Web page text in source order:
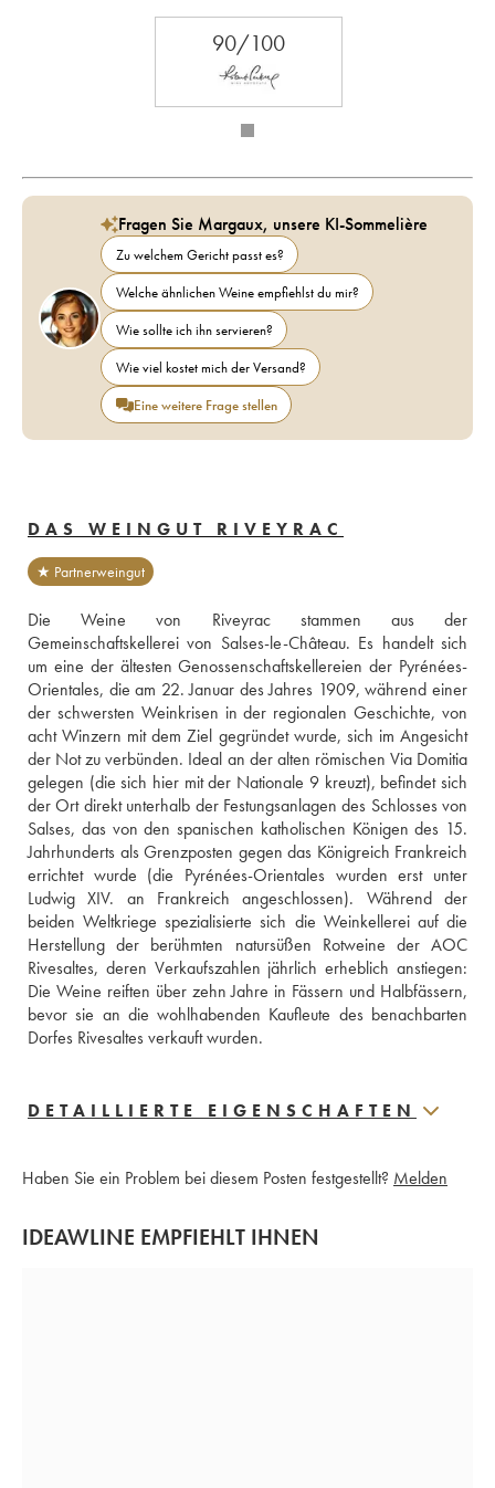
90/100
Fragen Sie Margaux, unsere KI-Sommelière
Zu welchem Gericht passt es?
Welche ähnlichen Weine empfiehlst du mir?
Wie sollte ich ihn servieren?
Wie viel kostet mich der Versand?
Eine weitere Frage stellen
DAS WEINGUT RIVEYRAC
★ Partnerweingut
Die Weine von Riveyrac stammen aus der
Gemeinschaftskellerei von Salses-le-Château. Es handelt sich
um eine der ältesten Genossenschaftskellereien der Pyrénées-
Orientales, die am 22. Januar des Jahres 1909, während einer
der schwersten Weinkrisen in der regionalen Geschichte, von
acht Winzern mit dem Ziel gegründet wurde, sich im Angesicht
der Not zu verbünden. Ideal an der alten römischen Via Domitia
gelegen (die sich hier mit der Nationale 9 kreuzt), befindet sich
der Ort direkt unterhalb der Festungsanlagen des Schlosses von
Salses, das von den spanischen katholischen Königen des 15.
Jahrhunderts als Grenzposten gegen das Königreich Frankreich
errichtet wurde (die Pyrénées-Orientales wurden erst unter
Ludwig XIV. an Frankreich angeschlossen). Während der
beiden Weltkriege spezialisierte sich die Weinkellerei auf die
Herstellung der berühmten natursüßen Rotweine der AOC
Rivesaltes, deren Verkaufszahlen jährlich erheblich anstiegen:
Die Weine reiften über zehn Jahre in Fässern und Halbfässern,
bevor sie an die wohlhabenden Kaufleute des benachbarten
Dorfes Rivesaltes verkauft wurden.
DETAILLIERTE EIGENSCHAFTEN
Haben Sie ein Problem bei diesem Posten festgestellt? Melden
IDEAWLINE EMPFIEHLT IHNEN